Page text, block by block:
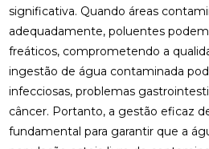
significativa. Quando áreas
adequadamente, poluentes
freáticos, comprometendo a
ingestão de água contaminada
infecciosas, problemas
câncer. Portanto, a gestão eficaz
fundamental para garantir que a